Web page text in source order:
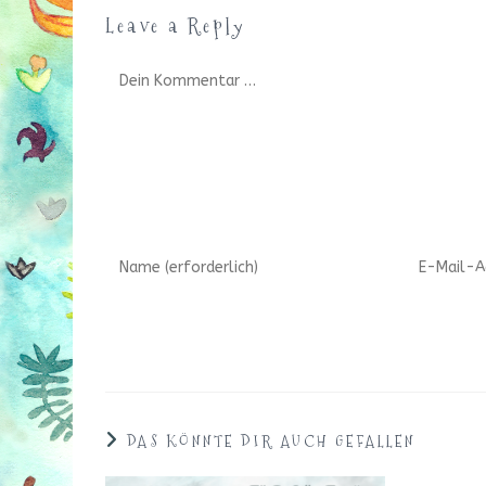
Leave a Reply
Kommentar
Gib
Gib
DAS KÖNNTE DIR AUCH GEFALLEN